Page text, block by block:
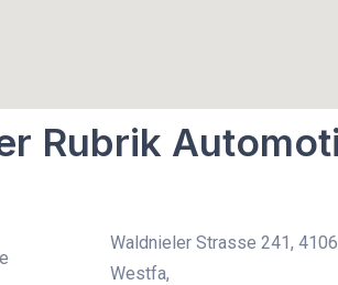
Rubrik
Waldnieler Strasse 241,
Westfa,